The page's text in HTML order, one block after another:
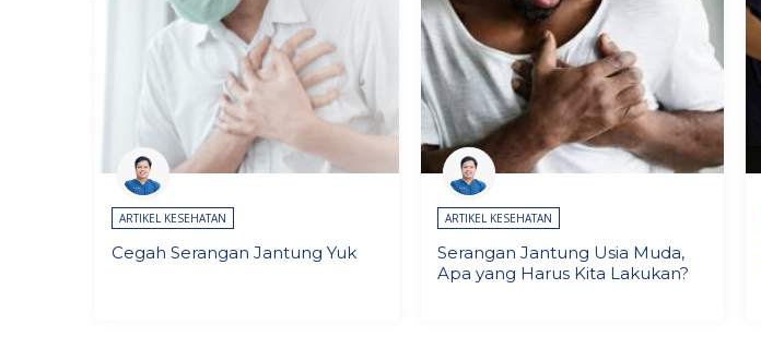
ARTIKEL KESEHATAN
Cegah Serangan Jantung Yuk
ARTIKEL KESEHATAN
Serangan Jantung Usia Muda,
Apa yang Harus Kita Lakukan?